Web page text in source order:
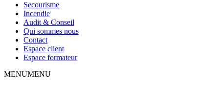
Secourisme
Incendie
Audit & Conseil
Qui sommes nous
Contact
Espace client
Espace formateur
MENUMENU